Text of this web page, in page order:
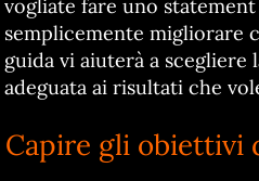
vogliate fare uno statement
semplicemente migliorare
guida vi aiuterà a
adeguata ai risultati che
Capire gli obiettivi